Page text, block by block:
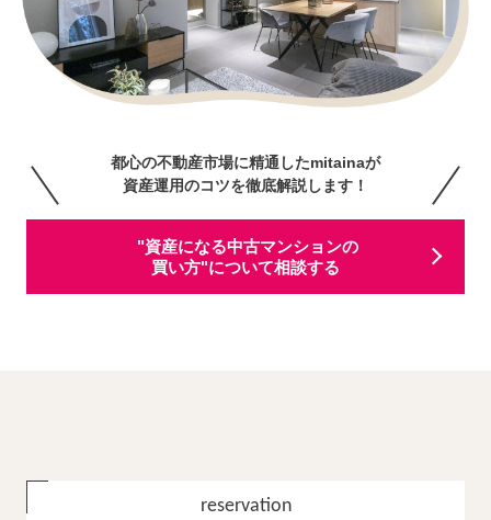
都心の不動産市場に精通したmitainaが
資産運用のコツを徹底解説します！
"資産になる中古マンションの
買い方"について相談する
reservation